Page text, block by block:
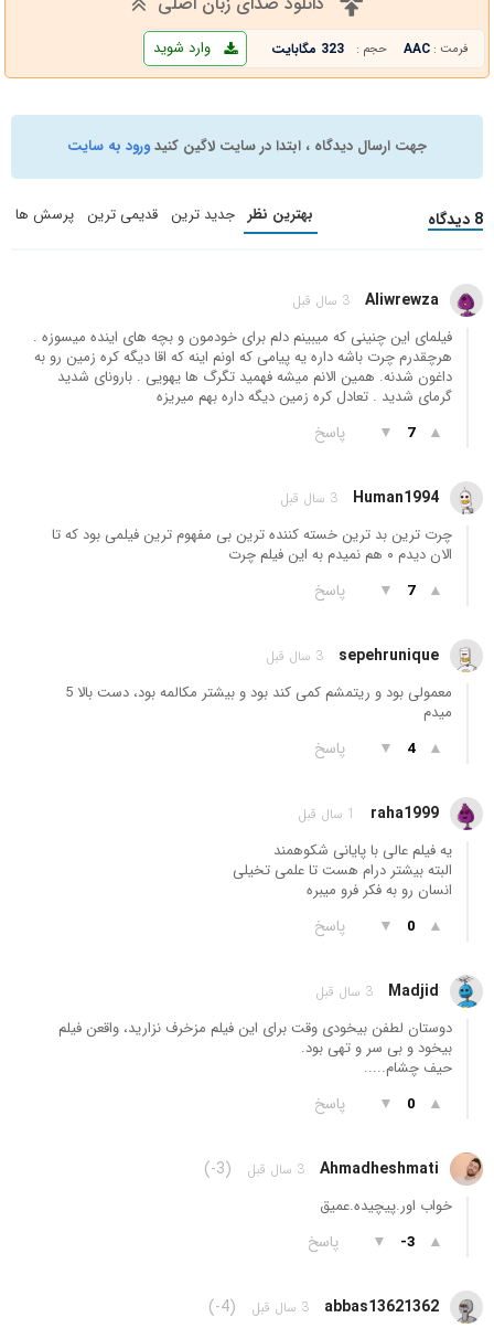
فرمت : AAC حجم : 323 مگابایت وارد شوید
جهت ارسال دیدگاه ، ابتدا در سایت لاگین کنیدورود به سایت
8 دیدگاه بهترین نظر جدید ترین قدیمی ترین پرسش ها
Aliwrewza 3 سال قبل
فیلمای این چنینی که میبینم دلم برای خودمون و بچه های اینده میسوزه .
هرچقدرم چرت باشه داره یه پیامی که اونم اینه که اقا دیگه کره زمین رو به
داغون شدنه. همین الانم میشه فهمید تگرگ ها یهویی . بارونای شدید
گرمای شدید . تعادل کره زمین دیگه داره بهم میریزه
▲
7
▼ پاسخ
Human1994 3 سال قبل
چرت ترین بد ترین خسته‌ کننده‌ ترین بی مفهوم ترین فیلمی بود که تا
الان دیدم ۰ هم نمیدم به این فیلم چرت
▲
7
▼ پاسخ
sepehrunique 3 سال قبل
معمولی بود و ریتمشم کمی کند بود و بیشتر مکالمه بود، دست بالا 5
میدم
▲
4
▼ پاسخ
raha1999 1 سال قبل
یه فیلم عالی با پایانی شکوهمند
البته بیشتر درام هست تا علمی تخیلی
انسان رو به فکر فرو میبره
▲
0
▼ پاسخ
Madjid 3 سال قبل
دوستان لطفن بیخودی وقت برای این فیلم مزخرف نزارید، واقعن فیلم
بیخود و بی سر و تهی بود.
حیف چشام.....
▲
0
▼ پاسخ
Ahmadheshmati 3 سال قبل (-3)
خواب اور.پیچیده.عمیق
▲
-3
▼ پاسخ
abbas13621362 3 سال قبل (-4)